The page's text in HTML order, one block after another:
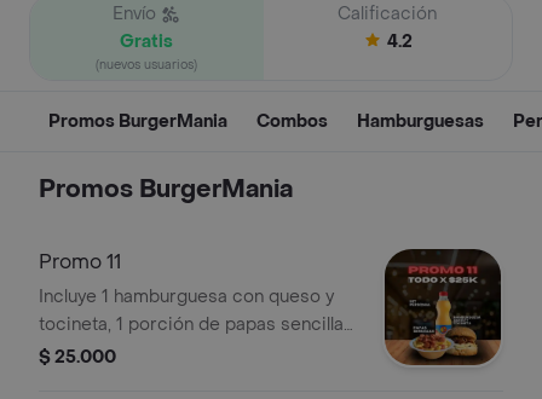
Envío
Gratis
(nuevos usuarios)
Calificación
4.2
Promos BurgerMania Combos Hamburguesas
Promos BurgerMania
Promo 11
Incluye 1 hamburguesa con queso y
tocineta, 1 porción de papas sencillas
y 1 bebida Hit personal de 500 ml.
$ 25.000